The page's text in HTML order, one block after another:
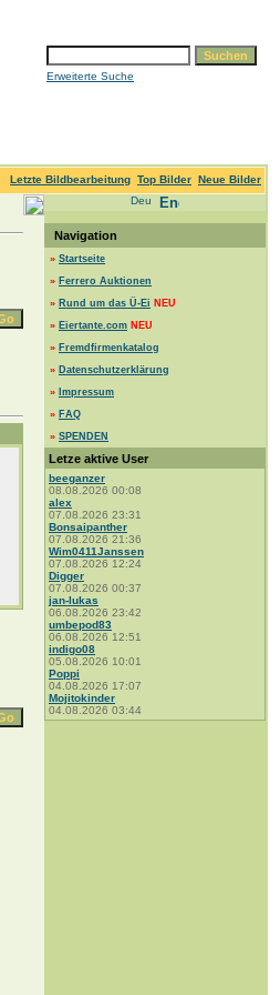
Erweiterte Suche
Letzte Bildbearbeitung Top Bilder Neue Bilder
Navigation
» Startseite
» Ferrero Auktionen
» Rund um das Ü-Ei NEU
» Eiertante.com NEU
» Fremdfirmenkatalog
» Datenschutzerklärung
» Impressum
» FAQ
» SPENDEN
Letze aktive User
beeganzer
08.08.2026 00:08
alex
07.08.2026 23:31
Bonsaipanther
07.08.2026 21:36
Wim0411Janssen
07.08.2026 12:24
Digger
07.08.2026 00:37
jan-lukas
06.08.2026 23:42
umbepod83
06.08.2026 12:51
indigo08
05.08.2026 10:01
Poppi
04.08.2026 17:07
Mojitokinder
04.08.2026 03:44